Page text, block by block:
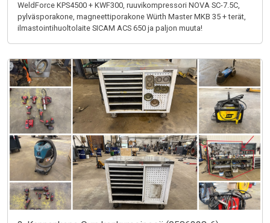
WeldForce KPS4500 + KWF300, ruuvikompressori NOVA SC-7.5C,
pylväsporakone, magneettiporakone Würth Master MKB 35 + terät,
ilmastointihuoltolaite SICAM ACS 650 ja paljon muuta!